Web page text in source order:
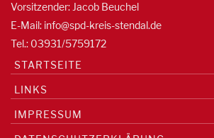
Vorsitzender: Jacob Beuchel
E-Mail: info@spd-kreis-stendal.de
Tel.: 03931/5759172
STARTSEITE
LINKS
IMPRESSUM